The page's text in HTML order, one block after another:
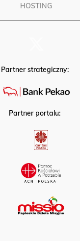
HOSTING
Partner strategiczny:
Partner portalu: